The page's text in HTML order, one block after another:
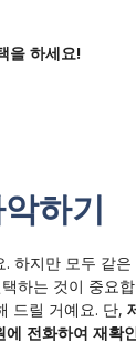
을 하세요!
하기
하지만 모두 같은
하는 것이 중요
드릴 거예요. 단,
전화하여 재확